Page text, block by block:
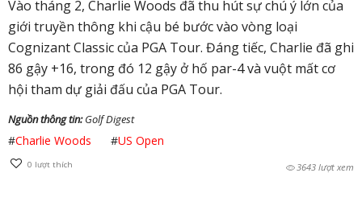
Vào tháng 2, Charlie Woods đã thu hút sự chú ý lớn của
giới truyền thông khi cậu bé bước vào vòng loại
Cognizant Classic của PGA Tour. Đáng tiếc, Charlie đã ghi
86 gậy +16, trong đó 12 gậy ở hố par-4 và vuột mất cơ
hội tham dự giải đấu của PGA Tour.
Nguồn thông tin:Golf Digest
#Charlie Woods #US Open
0 lượt thích 3643 lượt xem